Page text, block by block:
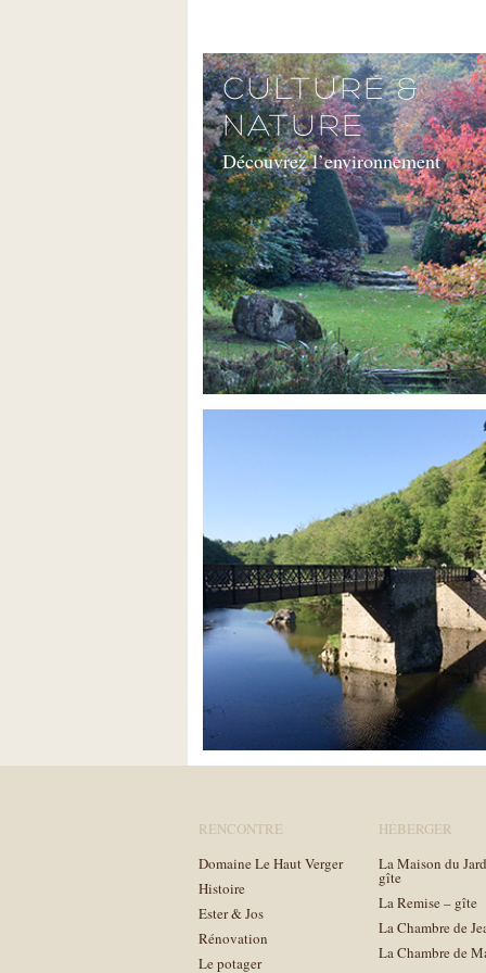
CULTURE &
NATURE
Découvrez l’environnement
RENCONTRE
Domaine Le Haut Verger
Histoire
Ester & Jos
Rénovation
Le potager
HÉBERGER
La Maison du
gîte
La Remise – gîte
La Chambre de
La Chambre de